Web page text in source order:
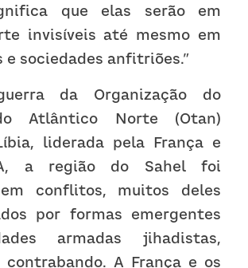
que elas serão em
invisíveis até mesmo em
e sociedades anfitriões.”
da Organização do
Atlântico Norte (Otan)
liderada pela França e
a região do Sahel foi
conflitos, muitos deles
por formas emergentes
armadas jihadistas,
A França e os